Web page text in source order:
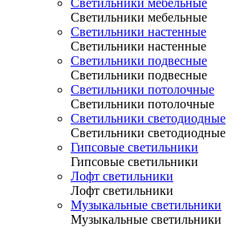
Светильники мебельные
Светильники мебельные
Светильники настенные
Светильники настенные
Светильники подвесные
Светильники подвесные
Светильники потолочные
Светильники потолочные
Светильники светодиодные
Светильники светодиодные
Гипсовые светильники
Гипсовые светильники
Лофт светильники
Лофт светильники
Музыкальные светильники
Музыкальные светильники